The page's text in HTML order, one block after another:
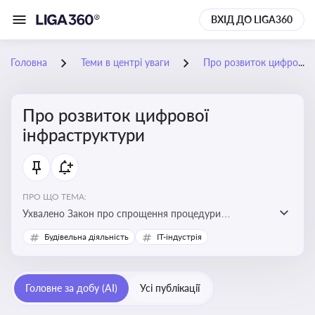
ВХІД ДО LIGA360
Головна Теми в центрі уваги Про розвиток цифрової інфраструктури
Про розвиток цифрової
інфраструктури
ПРО ЩО ТЕМА:
Ухвалено Закон про спрощення процедури
відведення земельних ділянок для розвитку цифрової
інфраструктури
Будівельна діяльність IT-індустрія
Головне за добу (AI) Усі публікації